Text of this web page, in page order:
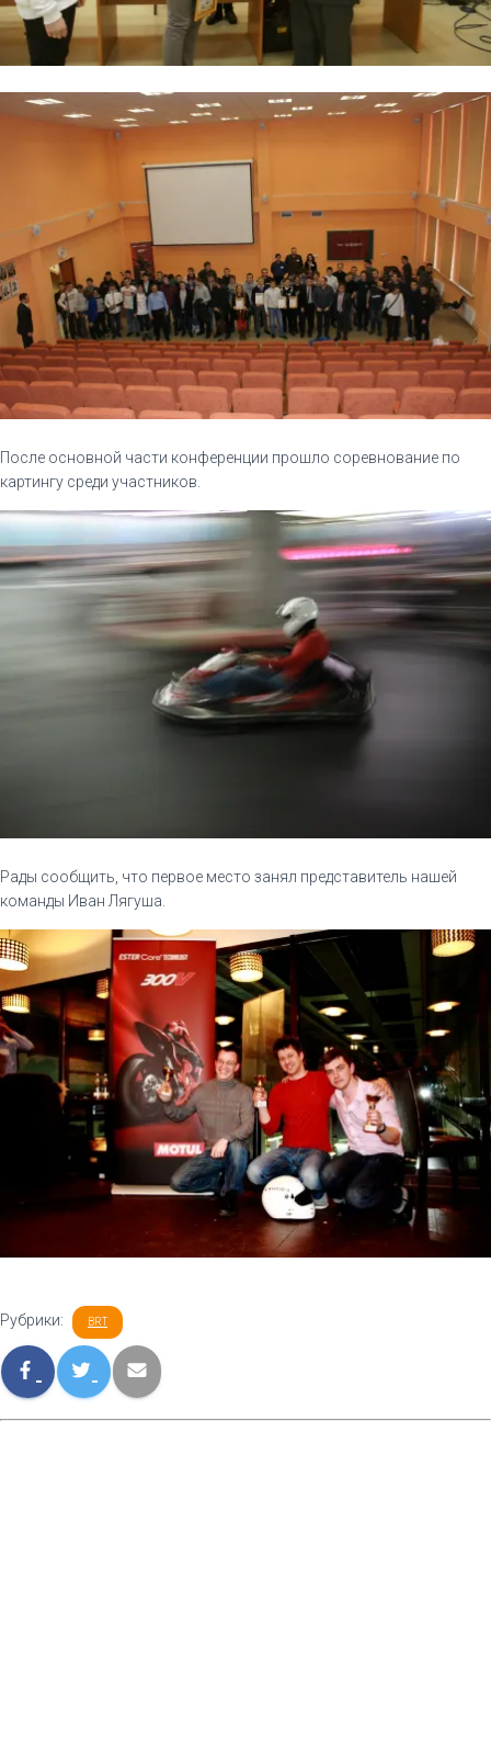
После основной части конференции прошло соревнование по
картингу среди участников.
Рады сообщить, что первое место занял представитель нашей
команды Иван Лягуша.
Рубрики: BRT